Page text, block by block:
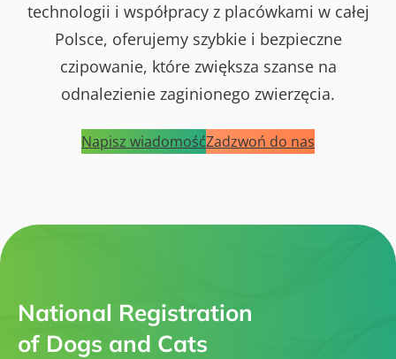
technologii i współpracy z placówkami w całej
Polsce, oferujemy szybkie i bezpieczne
czipowanie, które zwiększa szanse na
odnalezienie zaginionego zwierzęcia.
Napisz wiadomośćZadzwoń do nas
National Registration
of Dogs and Cats